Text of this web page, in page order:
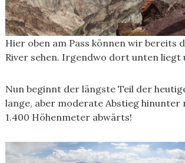
Hier oben am Pass können wir bereits
River sehen. Irgendwo dort unten liegt
Nun beginnt der längste Teil der
lange, aber moderate Abstieg hinunter
1.400 Höhenmeter abwärts!